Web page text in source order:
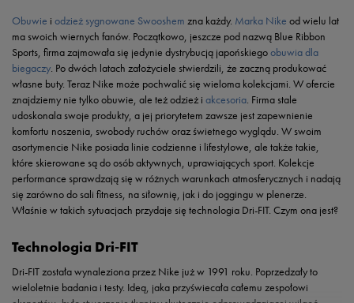
Obuwie i odzież sygnowane Swooshem zna każdy. Marka Nike od wielu lat
ma swoich wiernych fanów. Początkowo, jeszcze pod nazwą Blue Ribbon
Sports, firma zajmowała się jedynie dystrybucją japońskiegoobuwia dla
biegaczy. Po dwóch latach założyciele stwierdzili, że zaczną produkować
własne buty. Teraz Nike może pochwalić się wieloma kolekcjami. W ofercie
znajdziemy nie tylko obuwie, ale też odzież i akcesoria. Firma stale
udoskonala swoje produkty, a jej priorytetem zawsze jest zapewnienie
komfortu noszenia, swobody ruchów oraz świetnego wyglądu. W swoim
asortymencie Nike posiada linie codzienne i lifestylowe, ale także takie,
które skierowane są do osób aktywnych, uprawiających sport. Kolekcje
performance sprawdzają się w różnych warunkach atmosferycznych i nadają
się zarówno do sali fitness, na siłownię, jak i do joggingu w plenerze.
Właśnie w takich sytuacjach przydaje się technologia Dri-FIT. Czym ona jest?
Technologia Dri-FIT
Dri-FIT została wynaleziona przez Nike już w 1991 roku. Poprzedzały to
wieloletnie badania i testy. Ideą, jaka przyświecała całemu zespołowi